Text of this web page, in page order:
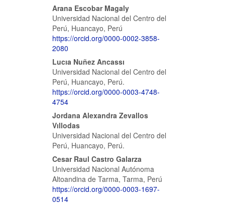
Arana Escobar Magaly
Universidad Nacional del Centro del
Perú, Huancayo, Perú
https://orcid.org/0000-0002-3858-
2080
Lucıa Nuñez Ancassı
Universidad Nacional del Centro del
Perú, Huancayo, Perú.
https://orcid.org/0000-0003-4748-
4754
Jordana Alexandra Zevallos
Vıllodas
Universidad Nacional del Centro del
Perú, Huancayo, Perú.
Cesar Raul Castro Galarza
Universidad Nacional Autónoma
Altoandina de Tarma, Tarma, Perú
https://orcid.org/0000-0003-1697-
0514